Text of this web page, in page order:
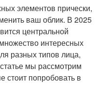
элементов прически,
ваш облик. В 2025
центральной
интересных
разных типов лица,
мы рассмотрим
стоит попробовать в